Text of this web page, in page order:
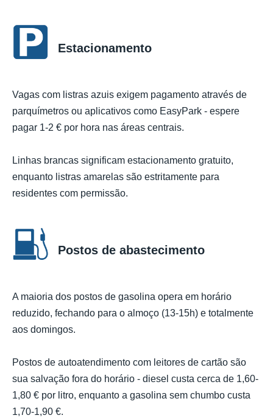
Estacionamento
Vagas com listras azuis exigem pagamento através de
parquímetros ou aplicativos como EasyPark - espere
pagar 1-2 € por hora nas áreas centrais.
Linhas brancas significam estacionamento gratuito,
enquanto listras amarelas são estritamente para
residentes com permissão.
Postos de abastecimento
A maioria dos postos de gasolina opera em horário
reduzido, fechando para o almoço (13-15h) e totalmente
aos domingos.
Postos de autoatendimento com leitores de cartão são
sua salvação fora do horário - diesel custa cerca de 1,60-
1,80 € por litro, enquanto a gasolina sem chumbo custa
1,70-1,90 €.